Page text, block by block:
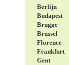
Berlijn
Budapest
Brugge
Brussel
Florence
Frankfurt
Gent